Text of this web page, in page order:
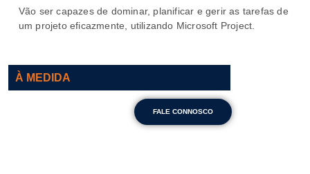
Vão ser capazes de dominar, planificar e gerir as tarefas de
um projeto eficazmente, utilizando Microsoft Project.
À MEDIDA
FALE CONNOSCO